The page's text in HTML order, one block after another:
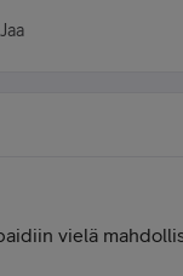
Jaa
vielä